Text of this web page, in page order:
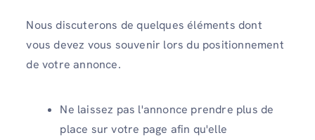
Nous discuterons de quelques éléments dont
vous devez vous souvenir lors du positionnement
de votre annonce.
Ne laissez pas l'annonce prendre plus de
place sur votre page afin qu'elle